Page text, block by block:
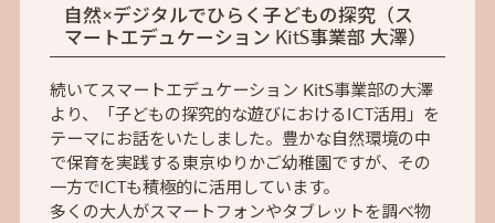
自然×デジタルでひらく子どもの探究（ス
マートエデュケーション KitS事業部 大澤）
続いてスマートエデュケーション KitS事業部の大澤
より、「子どもの探究的な遊びにおけるICT活用」を
テーマにお話をいたしました。豊かな自然環境の中
で保育を実践する東京ゆりかご幼稚園ですが、その
一方でICTも積極的に活用しています。
多くの大人がスマートフォンやタブレットを調べ物